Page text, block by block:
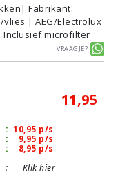
| Fabrikant:
| AEG/Electrolux
microfilter
Vraagje?
11,95
: 10,95 p/s
: 9,95 p/s
: 8,95 p/s
: Klik hier